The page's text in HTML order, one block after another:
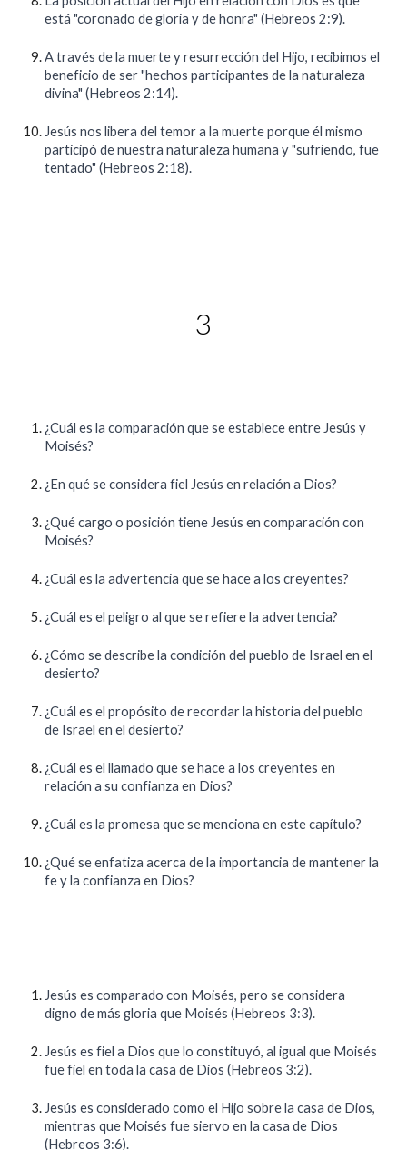
está "coronado de gloria y de honra" (Hebreos 2:9).
A través de la muerte y resurrección del Hijo, recibimos el
beneficio de ser "hechos participantes de la naturaleza
divina" (Hebreos 2:14).
Jesús nos libera del temor a la muerte porque él mismo
participó de nuestra naturaleza humana y "sufriendo, fue
tentado" (Hebreos 2:18).
3
¿Cuál es la comparación que se establece entre Jesús y
Moisés?
¿En qué se considera fiel Jesús en relación a Dios?
¿Qué cargo o posición tiene Jesús en comparación con
Moisés?
¿Cuál es la advertencia que se hace a los creyentes?
¿Cuál es el peligro al que se refiere la advertencia?
¿Cómo se describe la condición del pueblo de Israel en el
desierto?
¿Cuál es el propósito de recordar la historia del pueblo
de Israel en el desierto?
¿Cuál es el llamado que se hace a los creyentes en
relación a su confianza en Dios?
¿Cuál es la promesa que se menciona en este capítulo?
¿Qué se enfatiza acerca de la importancia de mantener la
fe y la confianza en Dios?
Jesús es comparado con Moisés, pero se considera
digno de más gloria que Moisés (Hebreos 3:3).
Jesús es fiel a Dios que lo constituyó, al igual que Moisés
fue fiel en toda la casa de Dios (Hebreos 3:2).
Jesús es considerado como el Hijo sobre la casa de Dios,
mientras que Moisés fue siervo en la casa de Dios
(Hebreos 3:6).